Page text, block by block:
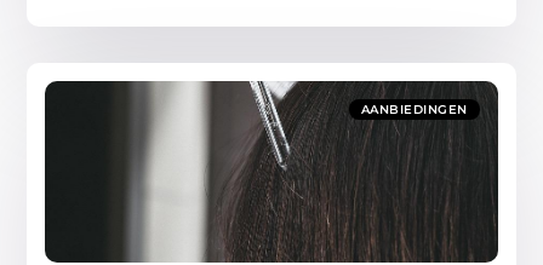
AANBIEDINGEN